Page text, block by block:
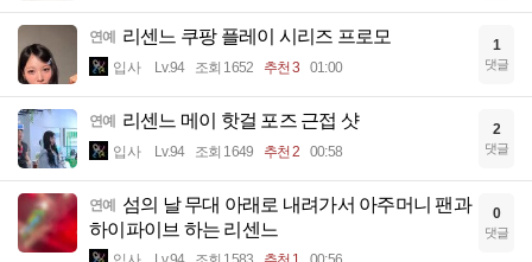
연예 리센느 쿠팡 플레이 시리즈 프로모
입사 Lv.94 조회 1652 추천 3 01:00
1
댓글
연예 리센느 메이 핫걸 포즈 근접 샷
입사 Lv.94 조회 1649 추천 2 00:58
2
댓글
연예 섬의 날 무대 아래로 내려가서 아주머니 팬과
하이파이브 하는 리센느
0
댓글